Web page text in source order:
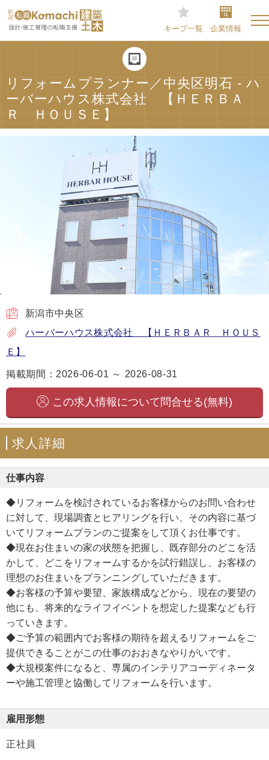
キープ一覧 企業情報
リフォームプランナー／中央区明石 - ハ
ーバーハウス株式会社 【ＨＥＲＢＡ
Ｒ ＨＯＵＳＥ】
新潟市中央区
ハーバーハウス株式会社 【ＨＥＲＢＡＲ ＨＯＵＳ
Ｅ】
掲載期間：2026-06-01 ～ 2026-08-31
この求人情報について問合せる(無料)
求人詳細
仕事内容
◆リフォームを検討されているお客様からのお問い合わせ
に対して、現場調査とヒアリングを行い、その内容に基づ
いてリフォームプランのご提案をして頂くお仕事です。
◆現在お住まいの家の状態を把握し、既存部分のどこを活
かして、どこをリフォームするかを試行錯誤し、お客様の
理想のお住まいをプランニングしていただきます。
◆お客様の予算や要望、家族構成などから、現在の要望の
他にも、将来的なライフイベントを想定した提案なども行
っていきます。
◆ご予算の範囲内でお客様の期待を超えるリフォームをご
提供できることがこの仕事のおおきなやりがいです。
◆大規模案件になると、専属のインテリアコーディネータ
ーや施工管理と協働してリフォームを行います。
雇用形態
正社員